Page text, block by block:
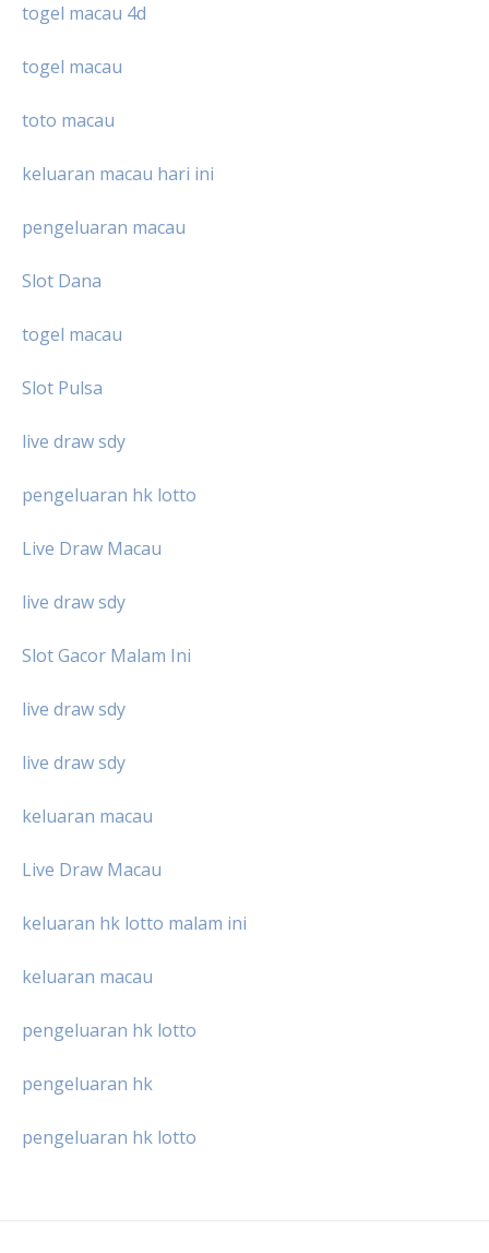
togel macau 4d
togel macau
toto macau
keluaran macau hari ini
pengeluaran macau
Slot Dana
togel macau
Slot Pulsa
live draw sdy
pengeluaran hk lotto
Live Draw Macau
live draw sdy
Slot Gacor Malam Ini
live draw sdy
live draw sdy
keluaran macau
Live Draw Macau
keluaran hk lotto malam ini
keluaran macau
pengeluaran hk lotto
pengeluaran hk
pengeluaran hk lotto